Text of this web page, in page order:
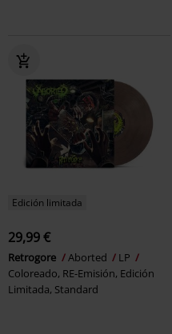
Edición limitada
29,99 €
Retrogore Aborted
LP
Coloreado, RE-Emisión, Edición
Limitada, Standard